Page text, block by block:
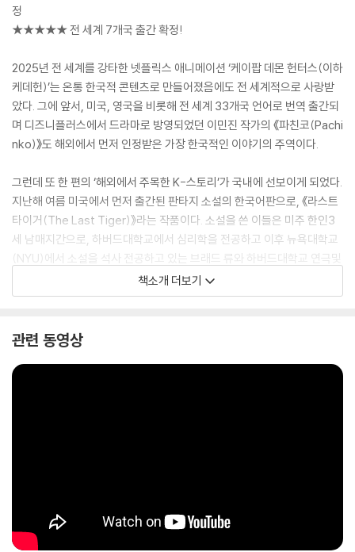
정
★★★★★ 전 세계 7개국 출간 확정!
2025년 전 세계를 강타한 넷플릭스 애니메이션 ‘케이팝 데몬 헌터스(이하
케데헌)’는 온통 한국적 콘텐츠로 만들어졌음에도 전 세계적으로 사랑받
았다. 그에 앞서, 미국, 영국을 비롯해 전 세계 33개국 언어로 번역 출간되
며 디즈니플러스에서 드라마로 방영되었던 이민진 작가의 《파친코(Pachi
nko)》도 해외에서 먼저 인정받은 가장 한국적인 이야기의 주역이다.
그런데 또 한 편의 ‘해외에서 주목한 K-스토리’가 국내에 선보이게 되었다.
지난해 여름 미국에서 먼저 출간된 판타지 소설의 한국어판으로, 《라스트
타이거(The Last Tiger)》라는 작품이다. 소설을 쓴 이들은 미주 한인3
세 남매지간으로, 하버드대학교에서 심리학을 전공하고 이후 뉴욕대학교
(NYU)에서 소설을 석사 전공하고 있는 브래드 류와 하버드대학교 연극및
음악학과를 최우수 성적으로 졸업한 줄리아 류가 그 주인공들이다.
로드웨이에서 떠오르는 스토리텔러로 주목받고 있는데, 우리의 전래동화
이 노래를 직접 부른 영상이 틱톡(TikTok)에서 130만 넘는 조회수를 기
eater)에서 뮤지컬로 제작 중에 있으며, 한 인터뷰에서 그녀는 “한국판
디즈니 공주가 나올 때까지 한민족의 이야기를 재해석해 세계에 전하고 싶
책소개 더보기
관련 동영상